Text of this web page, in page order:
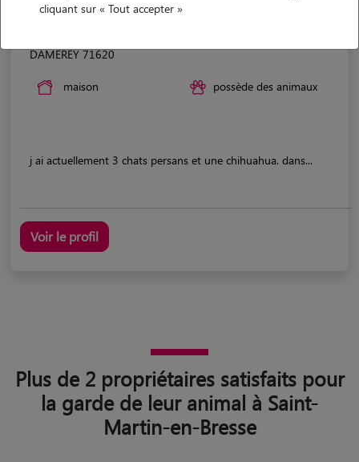
DAMEREY 71620
maison possède des animaux
j ai actuellement 3 chats persans et une chihuahua. dans...
Voir le profil
Plus de 2 propriétaires satisfaits pour
la garde de leur animal à Saint-
Martin-en-Bresse
cliquant sur « Tout accepter »